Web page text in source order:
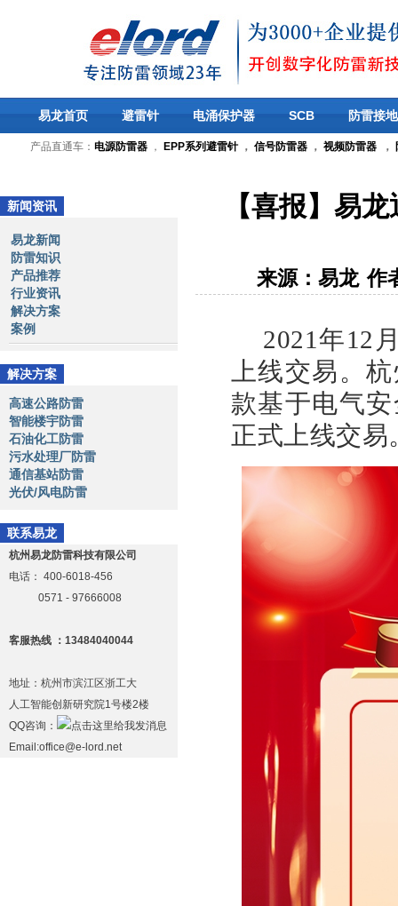
易龙首页 避雷针 电涌保护器 SCB 防雷接地
产品直通车： 电源防雷器 ， EPP系列避雷针， 信号防雷器 ， 视频防雷器 ，
新闻资讯
易龙新闻
防雷知识
产品推荐
行业资讯
解决方案
案例
解决方案
高速公路防雷
智能楼宇防雷
石油化工防雷
污水处理厂防雷
通信基站防雷
光伏/风电防雷
联系易龙
杭州易龙防雷科技有限公司
电话： 400-6018-456
0571 - 97666008
客服热线 ：13484040044
地址：杭州市滨江区浙工大
人工智能创新研究院1号楼2楼
QQ咨询：
Email:office@e-lord.net
【喜报】易
来源：易龙 作
2021年12
上线交易。
款基于电气
正式上线交易